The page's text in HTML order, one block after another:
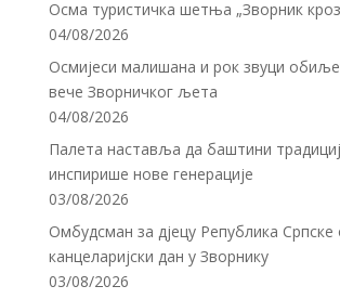
Осма туристичка шетња „Зворник кроз
04/08/2026
Осмијеси малишана и рок звуци
вече Зворничког љета
04/08/2026
Палета наставља да баштини
инспирише нове генерације
03/08/2026
Омбудсман за дјецу Република Српске
канцеларијски дан у Зворнику
03/08/2026